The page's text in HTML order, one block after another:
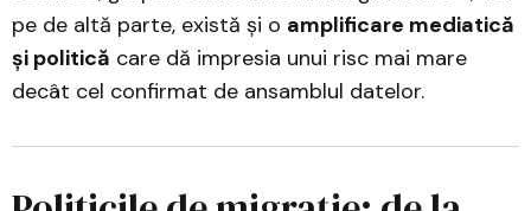
pe de altă parte, există și o amplificare mediatică
și politică care dă impresia unui risc mai mare
decât cel confirmat de ansamblul datelor.